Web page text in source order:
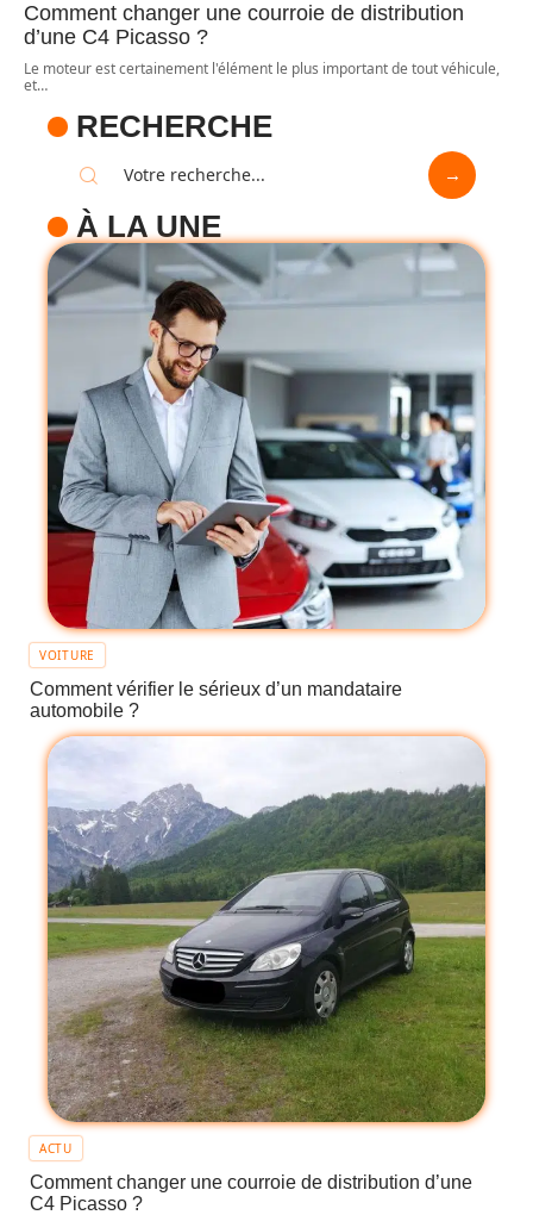
Comment changer une courroie de distribution
d’une C4 Picasso ?
Le moteur est certainement l'élément le plus important de tout véhicule,
et…
RECHERCHE
À LA UNE
VOITURE
Comment vérifier le sérieux d’un mandataire
automobile ?
ACTU
Comment changer une courroie de distribution d’une
C4 Picasso ?